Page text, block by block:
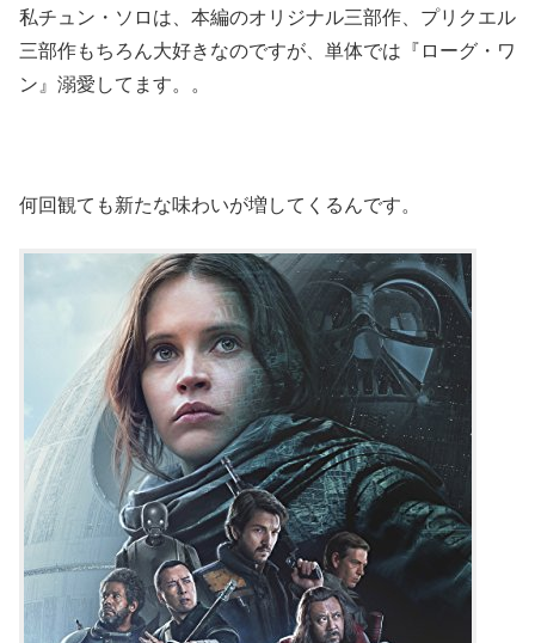
私チュン・ソロは、本編のオリジナル三部作、プリクエル
三部作もちろん大好きなのですが、単体では『ローグ・ワ
ン』溺愛してます。。
何回観ても新たな味わいが増してくるんです。